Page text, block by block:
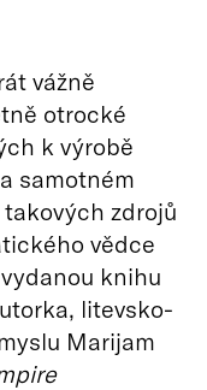
vážně
otrocké
k výrobě
samotném
zdrojů
vědce
knihu
litevsko-
Marijam